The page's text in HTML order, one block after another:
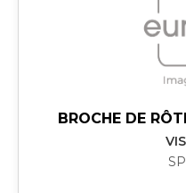
BROCHE DE